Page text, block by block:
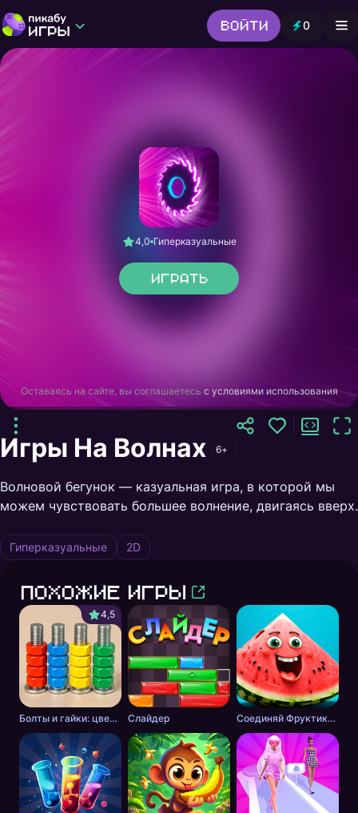
Войти 0
Игры от Пикабу
Выбор редакции
4,0 Гиперказуальные
Играть
Оставаясь на сайте, вы соглашаетесь с условиями использования
Игры На Волнах 6+
Волновой бегунок — казуальная игра, в которой мы
можем чувствовать большее волнение, двигаясь вверх.
Гиперказуальные 2D
Похожие игры
4,5
Болты и гайки: цветная сортировка Слайдер Соединяй Фруктики: Арбуз в 2048!